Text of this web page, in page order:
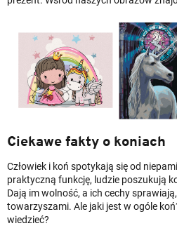
Ciekawe fakty o koniach
Człowiek i koń spotykają się od
praktyczną funkcję, ludzie poszukują
Dają im wolność, a ich cechy
towarzyszami. Ale jaki jest w ogóle
wiedzieć?